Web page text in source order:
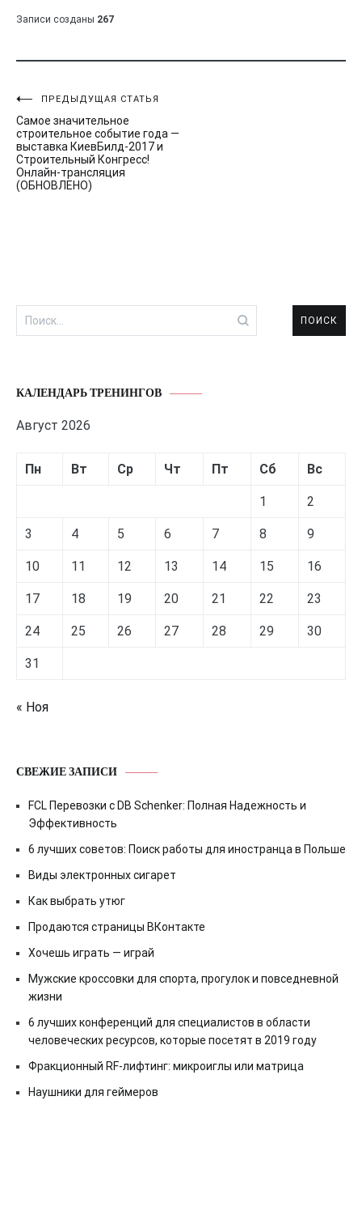
Записи созданы 267
Навигация
по
записям
ПРЕДЫДУЩАЯ СТАТЬЯ
Самое значительное
строительное событие года —
выставка КиевБилд-2017 и
Строительный Конгресс!
Онлайн-трансляция
(ОБНОВЛЕНО)
Найти:
КАЛЕНДАРЬ ТРЕНИНГОВ
Август 2026
Пн Вт Ср Чт Пт Сб Вс
1 2
3 4 5 6 7 8 9
10 11 12 13 14 15 16
17 18 19 20 21 22 23
24 25 26 27 28 29 30
31
« Ноя
СВЕЖИЕ ЗАПИСИ
FCL Перевозки с DB Schenker: Полная Надежность и
Эффективность
6 лучших советов: Поиск работы для иностранца в Польше
Виды электронных сигарет
Как выбрать утюг
Продаются страницы ВКонтакте
Хочешь играть — играй
Мужские кроссовки для спорта, прогулок и повседневной
жизни
6 лучших конференций для специалистов в области
человеческих ресурсов, которые посетят в 2019 году
Фракционный RF-лифтинг: микроиглы или матрица
Наушники для геймеров